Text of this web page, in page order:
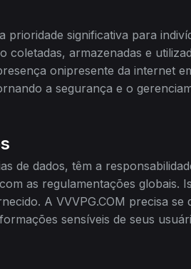
significativa para
armazenadas e
onipresente da internet
a segurança e o
de dados, têm a
as regulamentações globais.
A VVVPG.COM precisa se
sensíveis de seus